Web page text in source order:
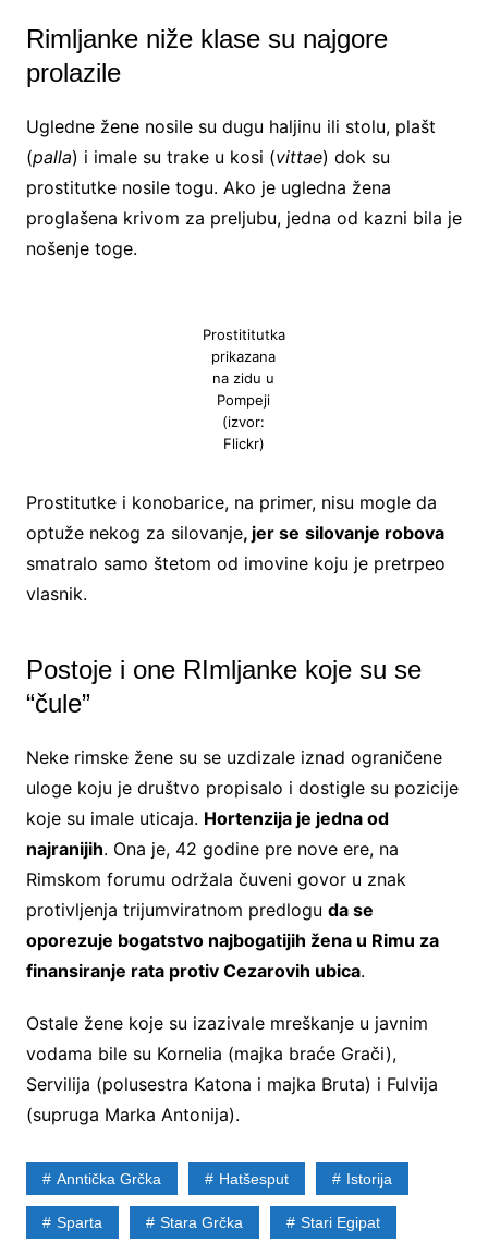
Rimljanke niže klase su najgore
prolazile
Ugledne žene nosile su dugu haljinu ili stolu, plašt
(palla) i imale su trake u kosi (vittae) dok su
prostitutke nosile togu. Ako je ugledna žena
proglašena krivom za preljubu, jedna od kazni bila je
nošenje toge.
Prostititutka
prikazana
na zidu u
Pompeji
(izvor:
Flickr)
Prostitutke i konobarice, na primer, nisu mogle da
optuže nekog za silovanje, jer se silovanje robova
smatralo samo štetom od imovine koju je pretrpeo
vlasnik.
Postoje i one RImljanke koje su se
“čule”
Neke rimske žene su se uzdizale iznad ograničene
uloge koju je društvo propisalo i dostigle su pozicije
koje su imale uticaja. Hortenzija je jedna od
najranijih. Ona je, 42 godine pre nove ere, na
Rimskom forumu održala čuveni govor u znak
protivljenja trijumviratnom predlogu da se
oporezuje bogatstvo najbogatijih žena u Rimu za
finansiranje rata protiv Cezarovih ubica.
Ostale žene koje su izazivale mreškanje u javnim
vodama bile su Kornelia (majka braće Grači),
Servilija (polusestra Katona i majka Bruta) i Fulvija
(supruga Marka Antonija).
Anntička Grčka Hatšesput Istorija
Sparta Stara Grčka Stari Egipat